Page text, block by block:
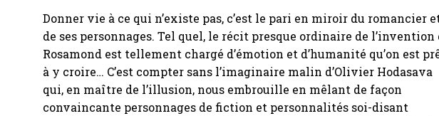
Donner vie à ce qui n’existe pas, c’est le pari en miroir du romancier
de ses personnages. Tel quel, le récit presque ordinaire de l’invention
Rosamond est tellement chargé d’émotion et d’humanité qu’on est
à y croire… C’est compter sans l’imaginaire malin d’Olivier Hodasava
qui, en maître de l’illusion, nous embrouille en mêlant de façon
convaincante personnages de fiction et personnalités soi-disant